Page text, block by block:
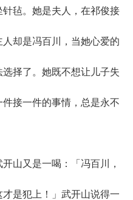
毡。她是夫人，在祁俊接
却是冯百川，当她心爱的
择了。她既不想让儿子失
接一件的事情，总是永不
又是一喝：「冯百川，
是犯上！」武开山说得一